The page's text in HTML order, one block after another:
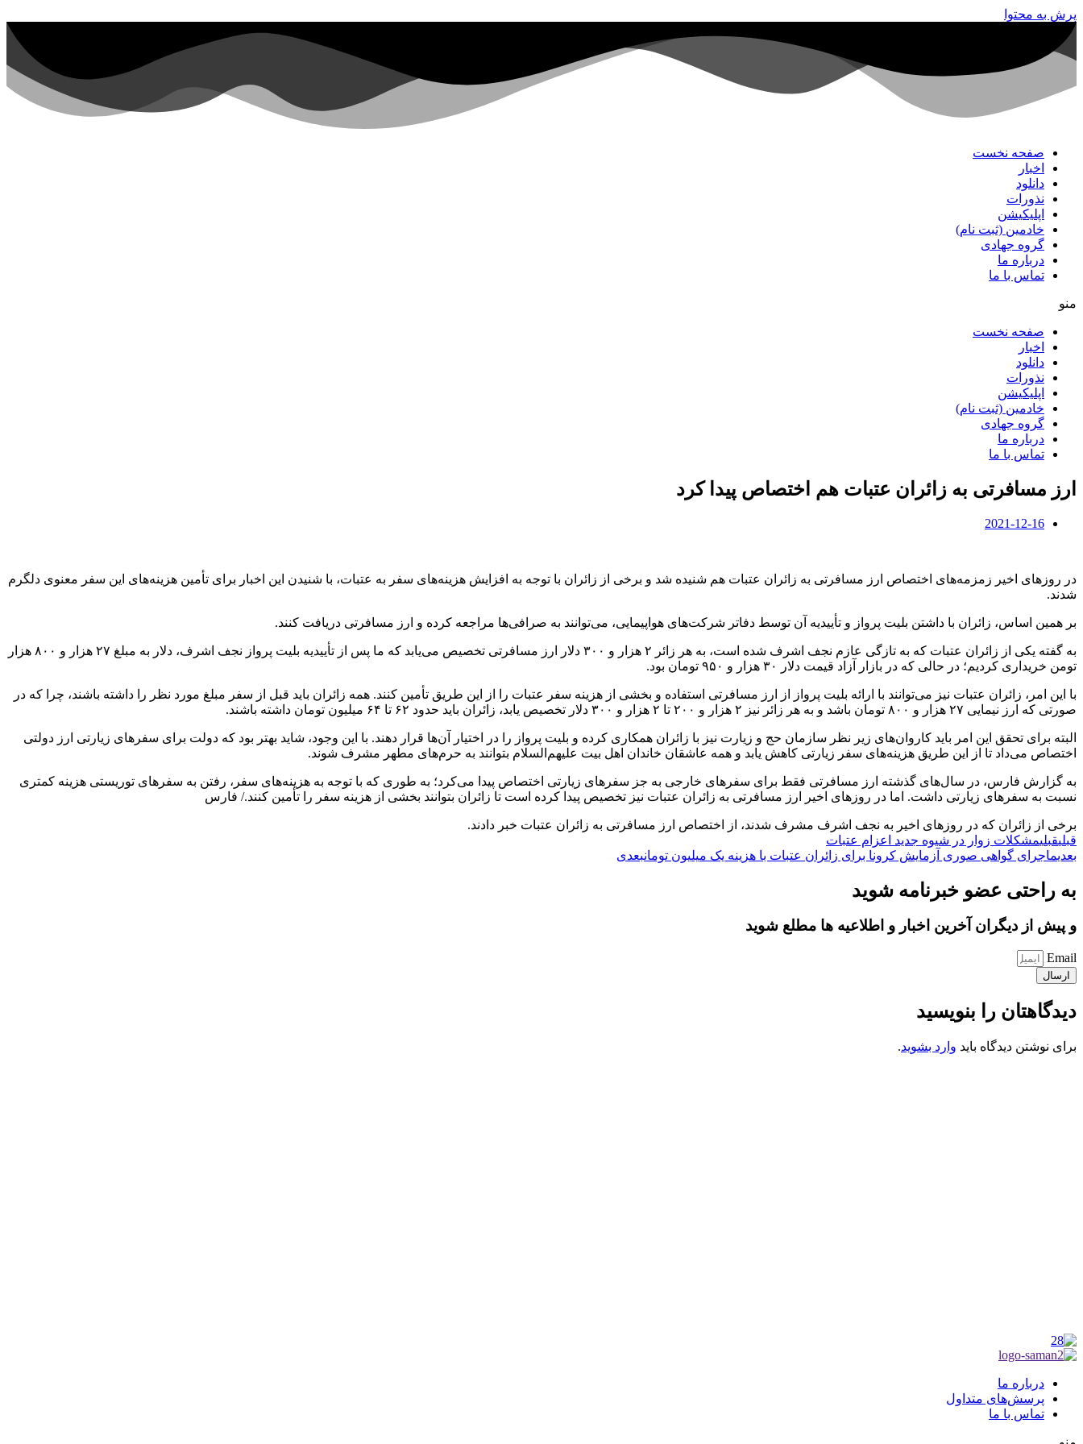
پرش به محتوا
صفحه نخست
اخبار
دانلود
نذورات
اپلیکیشن
خادمین (ثبت نام)
گروه جهادی
درباره ما
تماس با ما
منو
صفحه نخست
اخبار
دانلود
نذورات
اپلیکیشن
خادمین (ثبت نام)
گروه جهادی
درباره ما
تماس با ما
ارز مسافرتی به زائران عتبات هم اختصاص پیدا کرد
2021-12-16
در روزهای اخیر زمزمه‌های اختصاص ارز مسافرتی به زائران عتبات هم شنیده شد و برخی از زائران با توجه به افزایش هزینه‌های سفر به عتبات، با شنیدن این اخبار برای تأمین هزینه‌های این سفر معنوی دلگرم
شدند.
بر همین اساس، زائران با داشتن بلیت پرواز و تأییدیه آن توسط دفاتر شرکت‌های هواپیمایی، می‌توانند به صرافی‌ها مراجعه کرده و ارز مسافرتی دریافت کنند.
به گفته یکی از زائران عتبات که به تازگی عازم نجف اشرف شده است، به هر زائر ۲ هزار و ۳۰۰ دلار ارز مسافرتی تخصیص می‌یابد که ما پس از تأییدیه بلیت پرواز نجف اشرف، دلار به مبلغ ۲۷ هزار و ۸۰۰ هزار
تومن خریداری کردیم؛ در حالی که در بازار آزاد قیمت دلار ۳۰ هزار و ۹۵۰ تومان بود.
با این امر، زائران عتبات نیز می‌توانند با ارائه بلیت پرواز از ارز مسافرتی استفاده و بخشی از هزینه سفر عتبات را از این طریق تأمین کنند. همه زائران باید قبل از سفر مبلغ مورد نظر را داشته باشند، چرا که در
صورتی که ارز نیمایی ۲۷ هزار و ۸۰۰ تومان باشد و به هر زائر نیز ۲ هزار و ۲۰۰ تا ۲ هزار و ۳۰۰ دلار تخصیص یابد، زائران باید حدود ۶۲ تا ۶۴ میلیون تومان داشته باشند.
البته برای تحقق این امر باید کاروان‌های زیر نظر سازمان حج و زیارت نیز با زائران همکاری کرده و بلیت پرواز را در اختیار آن‌ها قرار دهند. با این وجود، شاید بهتر بود که دولت برای سفرهای زیارتی ارز دولتی
اختصاص می‌داد تا از این طریق هزینه‌های سفر زیارتی کاهش یابد و همه عاشقان خاندان اهل بیت علیهم‌السلام بتوانند به حرم‌های مطهر مشرف شوند.
به گزارش فارس، در سال‌های گذشته ارز مسافرتی فقط برای سفرهای خارجی به جز سفرهای زیارتی اختصاص پیدا می‌کرد؛ به طوری که با توجه به هزینه‌های سفر، رفتن به سفرهای توریستی هزینه کمتری
نسبت به سفرهای زیارتی داشت. اما در روزهای اخیر ارز مسافرتی به زائران عتبات نیز تخصیص پیدا کرده است تا زائران بتوانند بخشی از هزینه سفر را تأمین کنند./ فارس
برخی از زائران که در روزهای اخیر به نجف اشرف مشرف شدند، از اختصاص ارز مسافرتی به زائران عتبات خبر دادند.
قبلیقبلیمشکلات زوار در شیوه جدید اعزام عتبات
بعدیماجرای گواهی صوری آزمایش کرونا برای زائران عتبات با هزینه یک میلیون تومانبعدی
به راحتی عضو خبرنامه شوید
و پیش از دیگران آخرین اخبار و اطلاعیه ها مطلع شوید
Email
ارسال
دیدگاهتان را بنویسید
برای نوشتن دیدگاه باید وارد بشوید.
درباره ما
پرسش‌های متداول
تماس با ما